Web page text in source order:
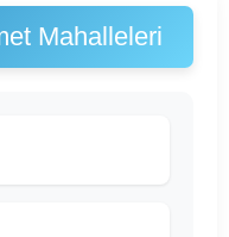
Mahalleleri